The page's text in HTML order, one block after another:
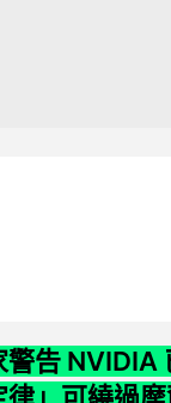
警告 NVIDIA